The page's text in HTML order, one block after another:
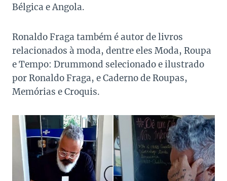
Bélgica e Angola.
Ronaldo Fraga também é autor de livros
relacionados à moda, dentre eles Moda, Roupa
e Tempo: Drummond selecionado e ilustrado
por Ronaldo Fraga, e Caderno de Roupas,
Memórias e Croquis.